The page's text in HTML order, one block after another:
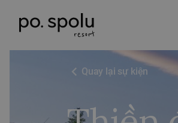
Quay lại sự kiện